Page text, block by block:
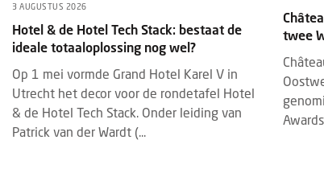
3 AUGUSTUS 2026
Hotel & de Hotel Tech Stack: bestaat de
ideale totaaloplossing nog wel?
Op 1 mei vormde Grand Hotel Karel V in
Utrecht het decor voor de rondetafel Hotel
& de Hotel Tech Stack. Onder leiding van
Patrick van der Wardt (...
twee